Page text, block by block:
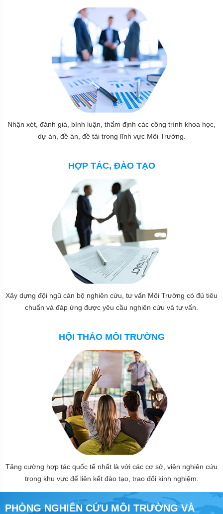
Nhận xét, đánh giá, bình luận, thẩm định các công trình khoa học,
dự án, đề án, đề tài trong lĩnh vực Môi Trường.
HỢP TÁC, ĐÀO TẠO
Xây dựng đội ngũ cán bộ nghiên cứu, tư vấn Môi Trường có đủ tiêu
chuẩn và đáp ứng được yêu cầu nghiên cứu và tư vấn.
HỘI THẢO MÔI TRƯỜNG
Tăng cường hợp tác quốc tế nhất là với các cơ sở, viện nghiên cứu
trong khu vực để liên kết đào tạo, trao đổi kinh nghiệm.
PHÒNG NGHIÊN CỨU MÔI TRƯỜNG VÀ